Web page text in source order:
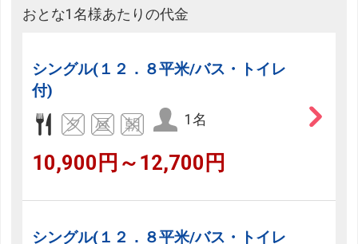
おとな1名様あたりの代金
シングル(１２．８平米/バス・トイレ
付)
1名
10,900円～12,700円
シングル(１２．８平米/バス・トイレ